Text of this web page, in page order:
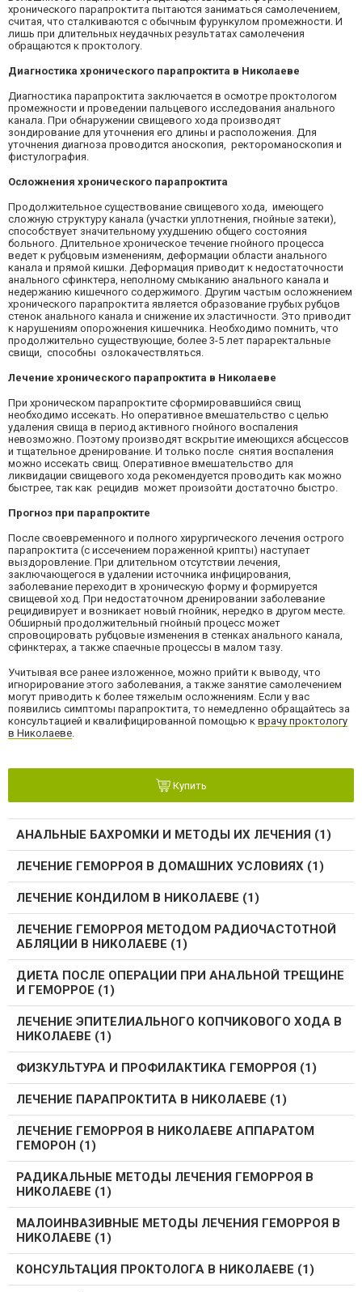
хронического парапроктита пытаются заниматься самолечением,
считая, что сталкиваются с обычным фурункулом промежности. И
лишь при длительных неудачных результатах самолечения
обращаются к проктологу.
Диагностика хронического парапроктита в Николаеве
Диагностика парапроктита заключается в осмотре проктологом
промежности и проведении пальцевого исследования анального
канала. При обнаружении свищевого хода производят
зондирование для уточнения его длины и расположения. Для
уточнения диагноза проводится аноскопия, ректороманоскопия и
фистулография.
Осложнения хронического парапроктита
Продолжительное существование свищевого хода, имеющего
сложную структуру канала (участки уплотнения, гнойные затеки),
способствует значительному ухудшению общего состояния
больного. Длительное хроническое течение гнойного процесса
ведет к рубцовым изменениям, деформации области анального
канала и прямой кишки. Деформация приводит к недостаточности
анального сфинктера, неполному смыканию анального канала и
недержанию кишечного содержимого. Другим частым осложнением
хронического парапроктита является образование грубых рубцов
стенок анального канала и снижение их эластичности. Это приводит
к нарушениям опорожнения кишечника. Необходимо помнить, что
продолжительно существующие, более 3-5 лет параректальные
свищи, способны озлокачествляться.
Лечение хронического парапроктита в Николаеве
При хроническом парапроктите сформировавшийся свищ
необходимо иссекать. Но оперативное вмешательство с целью
удаления свища в период активного гнойного воспаления
невозможно. Поэтому производят вскрытие имеющихся абсцессов
и тщательное дренирование. И только после снятия воспаления
можно иссекать свищ. Оперативное вмешательство для
ликвидации свищевого хода рекомендуется проводить как можно
быстрее, так как рецидив может произойти достаточно быстро.
Прогноз при парапроктите
После своевременного и полного хирургического лечения острого
парапроктита (с иссечением пораженной крипты) наступает
выздоровление. При длительном отсутствии лечения,
заключающегося в удалении источника инфицирования,
заболевание переходит в хроническую форму и формируется
свищевой ход. При недостаточном дренировании заболевание
рецидивирует и возникает новый гнойник, нередко в другом месте.
Обширный продолжительный гнойный процесс может
спровоцировать рубцовые изменения в стенках анального канала,
сфинктерах, а также спаечные процессы в малом тазу.
Учитывая все ранее изложенное, можно прийти к выводу, что
игнорирование этого заболевания, а также занятие самолечением
могут приводить к более тяжелым осложнениям. Если у вас
появились симптомы парапроктита, то немедленно обращайтесь за
консультацией и квалифицированной помощью к врачу проктологу
в Николаеве
Купить
АНАЛЬНЫЕ БАХРОМКИ И МЕТОДЫ ИХ ЛЕЧЕНИЯ (1)
ЛЕЧЕНИЕ ГЕМОРРОЯ В ДОМАШНИХ УСЛОВИЯХ (1)
ЛЕЧЕНИЕ КОНДИЛОМ В НИКОЛАЕВЕ (1)
ЛЕЧЕНИЕ ГЕМОРРОЯ МЕТОДОМ РАДИОЧАСТОТНОЙ
АБЛЯЦИИ В НИКОЛАЕВЕ (1)
ДИЕТА ПОСЛЕ ОПЕРАЦИИ ПРИ АНАЛЬНОЙ ТРЕЩИНЕ
И ГЕМОРРОЕ (1)
ЛЕЧЕНИЕ ЭПИТЕЛИАЛЬНОГО КОПЧИКОВОГО ХОДА В
НИКОЛАЕВЕ (1)
ФИЗКУЛЬТУРА И ПРОФИЛАКТИКА ГЕМОРРОЯ (1)
ЛЕЧЕНИЕ ПАРАПРОКТИТА В НИКОЛАЕВЕ (1)
ЛЕЧЕНИЕ ГЕМОРРОЯ В НИКОЛАЕВЕ АППАРАТОМ
ГЕМОРОН (1)
РАДИКАЛЬНЫЕ МЕТОДЫ ЛЕЧЕНИЯ ГЕМОРРОЯ В
НИКОЛАЕВЕ (1)
МАЛОИНВАЗИВНЫЕ МЕТОДЫ ЛЕЧЕНИЯ ГЕМОРРОЯ В
НИКОЛАЕВЕ (1)
КОНСУЛЬТАЦИЯ ПРОКТОЛОГА В НИКОЛАЕВЕ (1)